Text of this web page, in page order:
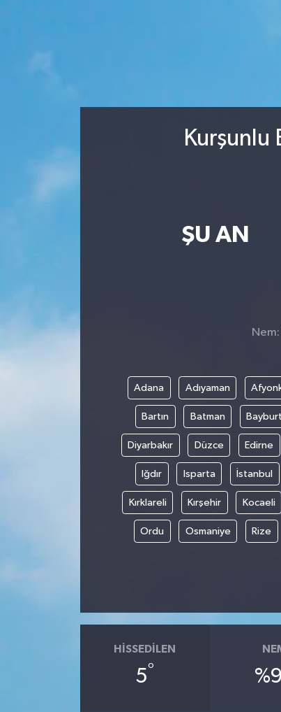
Kurşunlu
ŞU AN
Adana Adıyaman
Bartın Batman Bayburt
Diyarbakır Düzce Edirne
Iğdır Isparta İstanbul
Kırklareli Kırşehir Kocaeli
Ordu Osmaniye Rize
HISSEDILEN
5°